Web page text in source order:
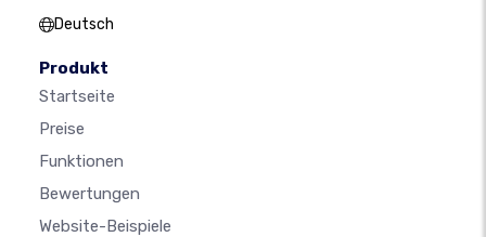
Deutsch
Produkt
Startseite
Preise
Funktionen
Bewertungen
Website-Beispiele